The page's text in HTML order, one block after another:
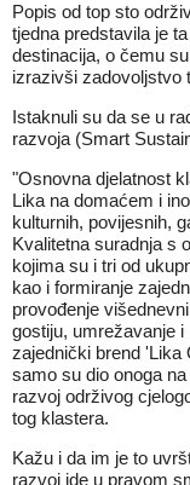
Popis od top sto
tjedna predstavila je
destinacija, o čemu
izrazivši zadovoljstvo
Istaknuli su da se u
razvoja (Smart
"Osnovna djelatnost
Lika na domaćem i
kulturnih, povijesnih,
Kvalitetna suradnja s
kojima su i tri od
kao i formiranje
provođenje
gostiju, umrežavanje
zajednički brend 'Lika
samo su dio onoga
razvoj održivog
tog klastera.
Kažu i da im je to
razvoj ide u pravom